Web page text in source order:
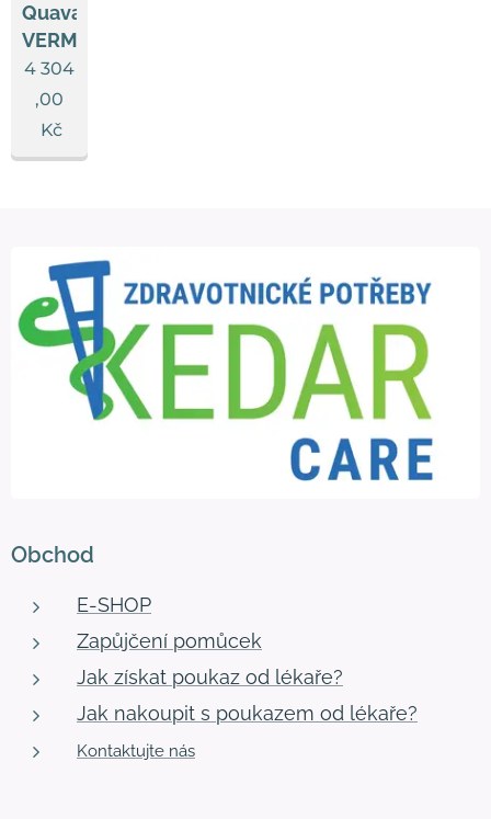
Quava
VERMEIREN
4 304
,00
Kč
Obchod
E-SHOP
Zapůjčení pomůcek
Jak získat poukaz od lékaře?
Jak nakoupit s poukazem od lékaře?
Kontaktujte nás